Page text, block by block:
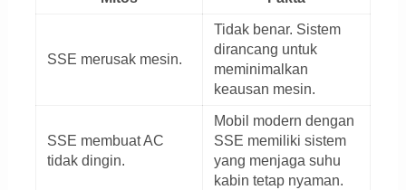
SSE merusak mesin.
Tidak benar. Sistem
dirancang untuk
meminimalkan
keausan mesin.
SSE membuat AC
tidak dingin.
Mobil modern dengan
SSE memiliki sistem
yang menjaga suhu
kabin tetap nyaman.